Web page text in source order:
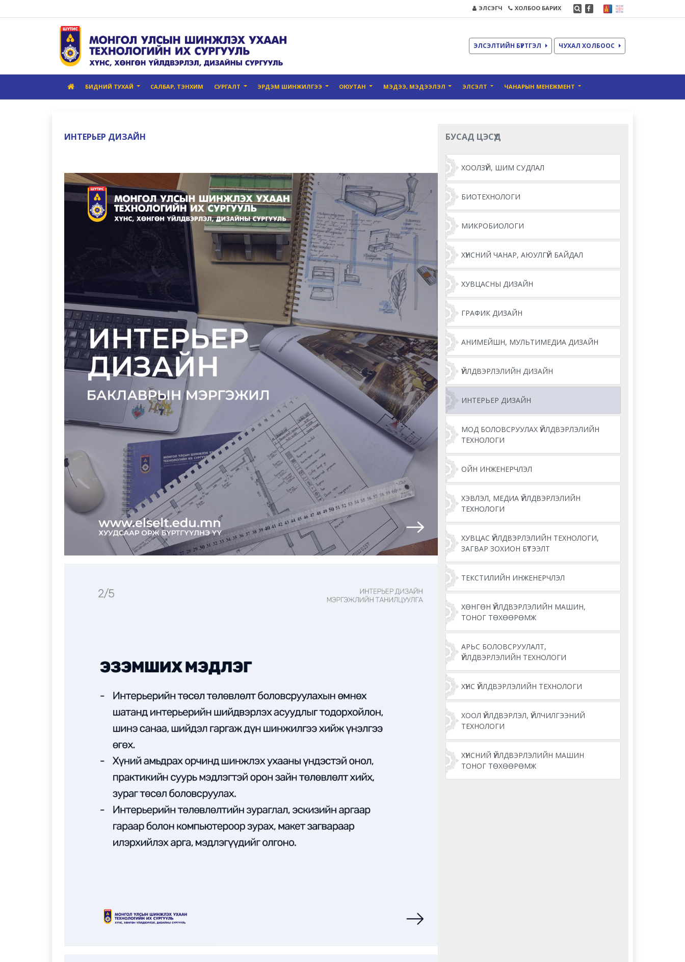
ЭЛСЭГЧ ХОЛБОО БАРИХ
ЭЛСЭЛТИЙН БҮРТГЭЛ ЧУХАЛ ХОЛБООС
БИДНИЙ ТУХАЙ САЛБАР, ТЭНХИМ СУРГАЛТ ЭРДЭМ ШИНЖИЛГЭЭ ОЮУТАН МЭДЭЭ, МЭДЭЭЛЭЛ ЭЛСЭЛТ ЧАНАРЫН МЕНЕЖМЕНТ
ИНТЕРЬЕР ДИЗАЙН БУСАД ЦЭСҮҮД
ХООЛЗҮЙ, ШИМ СУДЛАЛ
БИОТЕХНОЛОГИ
МИКРОБИОЛОГИ
ХҮНСНИЙ ЧАНАР, АЮУЛГҮЙ БАЙДАЛ
ХУВЦАСНЫ ДИЗАЙН
ГРАФИК ДИЗАЙН
АНИМЕЙШН, МУЛЬТИМЕДИА ДИЗАЙН
ҮЙЛДВЭРЛЭЛИЙН ДИЗАЙН
ИНТЕРЬЕР ДИЗАЙН
МОД БОЛОВСРУУЛАХ ҮЙЛДВЭРЛЭЛИЙН
ТЕХНОЛОГИ
ОЙН ИНЖЕНЕРЧЛЭЛ
ХЭВЛЭЛ, МЕДИА ҮЙЛДВЭРЛЭЛИЙН
ТЕХНОЛОГИ
ХУВЦАС ҮЙЛДВЭРЛЭЛИЙН ТЕХНОЛОГИ,
ЗАГВАР ЗОХИОН БҮТЭЭЛТ
ТЕКСТИЛИЙН ИНЖЕНЕРЧЛЭЛ
ХӨНГӨН ҮЙЛДВЭРЛЭЛИЙН МАШИН,
ТОНОГ ТӨХӨӨРӨМЖ
АРЬС БОЛОВСРУУЛАЛТ,
ҮЙЛДВЭРЛЭЛИЙН ТЕХНОЛОГИ
ХҮНС ҮЙЛДВЭРЛЭЛИЙН ТЕХНОЛОГИ
ХООЛ ҮЙЛДВЭРЛЭЛ, ҮЙЛЧИЛГЭЭНИЙ
ТЕХНОЛОГИ
ХҮНСНИЙ ҮЙЛДВЭРЛЭЛИЙН МАШИН
ТОНОГ ТӨХӨӨРӨМЖ